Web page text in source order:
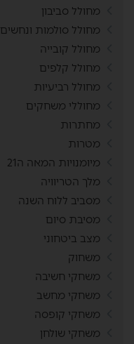
מחולל סביבון
מחולל סולמות ונחשים
מחולל קובייה
מחולל קלפים
מחולל רביעיות
מחוללי משחקים
מחתרות
מטרות
מיומנויות המאה ה21
מלך הטריוויה
מסביב ללוח השנה
מסיבת סיום
מצב ביטחוני
משחוק
משחקי חשיבה
משחקי מחשב
משחקי קופסה
משחקי שולחן